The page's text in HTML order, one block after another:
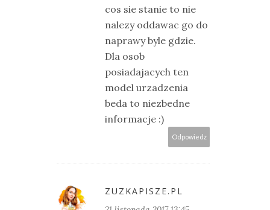
cos sie stanie to nie
nalezy oddawac go do
naprawy byle gdzie.
Dla osob
posiadajacych ten
model urzadzenia
beda to niezbedne
informacje :)
Odpowiedz
ZUZKAPISZE.PL